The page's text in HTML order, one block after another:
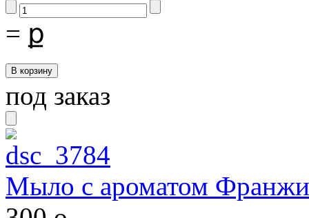
= ք
под заказ
Мыло с ароматом